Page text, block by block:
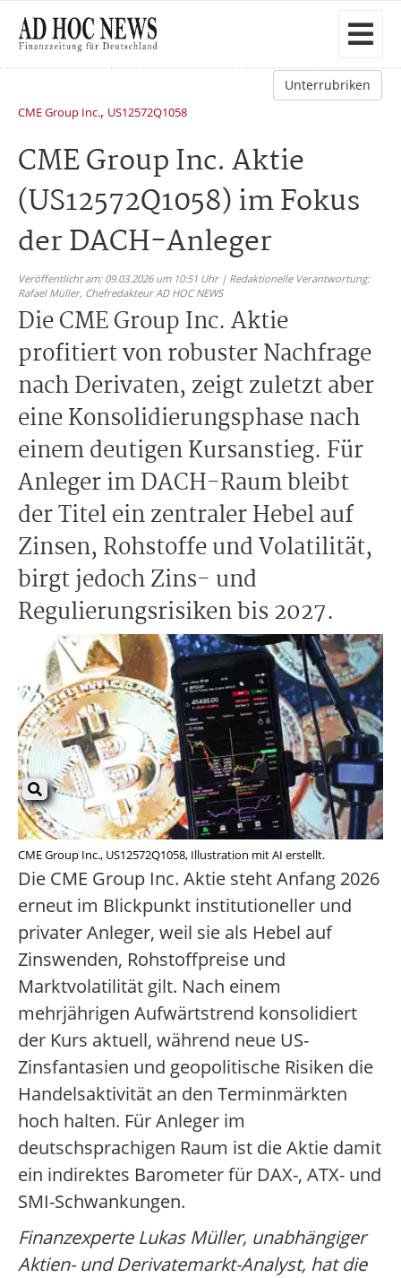
Unterrubriken
CME Group Inc., US12572Q1058
CME Group Inc. Aktie
(US12572Q1058) im Fokus
der DACH-Anleger
Veröffentlicht am: 09.03.2026 um 10:51 Uhr | Redaktionelle Verantwortung:
Rafael Müller, Chefredakteur AD HOC NEWS
Die CME Group Inc. Aktie
profitiert von robuster Nachfrage
nach Derivaten, zeigt zuletzt aber
eine Konsolidierungsphase nach
einem deutigen Kursanstieg. Für
Anleger im DACH-Raum bleibt
der Titel ein zentraler Hebel auf
Zinsen, Rohstoffe und Volatilität,
birgt jedoch Zins- und
Regulierungsrisiken bis 2027.
CME Group Inc., US12572Q1058, Illustration mit AI erstellt.
Die CME Group Inc. Aktie steht Anfang 2026
erneut im Blickpunkt institutioneller und
privater Anleger, weil sie als Hebel auf
Zinswenden, Rohstoffpreise und
Marktvolatilität gilt. Nach einem
mehrjährigen Aufwärtstrend konsolidiert
der Kurs aktuell, während neue US-
Zinsfantasien und geopolitische Risiken die
Handelsaktivität an den Terminmärkten
hoch halten. Für Anleger im
deutschsprachigen Raum ist die Aktie damit
ein indirektes Barometer für DAX-, ATX- und
SMI-Schwankungen.
Finanzexperte Lukas Müller, unabhängiger
Aktien- und Derivatemarkt-Analyst, hat die